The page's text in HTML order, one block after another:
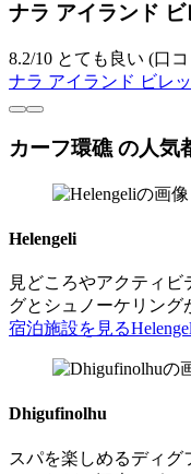
ナラ アイランド ビ
8.2/10 とても良い (口
ナラ アイランド ビレ
カーフ環礁 の人気
Helengeli
見どころやアクティ
グとシュノーケリング
宿泊施設を見る
Dhigufinolhu
スパを楽しめるディ